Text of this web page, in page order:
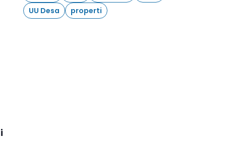
UU Desa
properti